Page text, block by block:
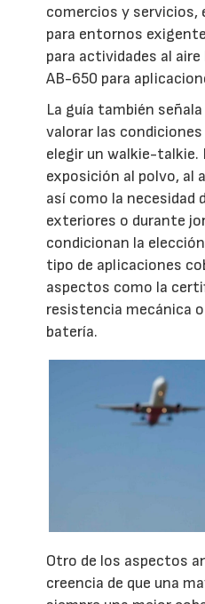
comercios y servicios,
para entornos
para actividades al
AB-650 para
La guía también
valorar las
elegir un walkie-talkie.
exposición al polvo, al
así como la necesidad
exteriores o durante
condicionan la
tipo de aplicaciones
aspectos como la
resistencia mecánica
batería.
Otro de los aspectos
creencia de que una